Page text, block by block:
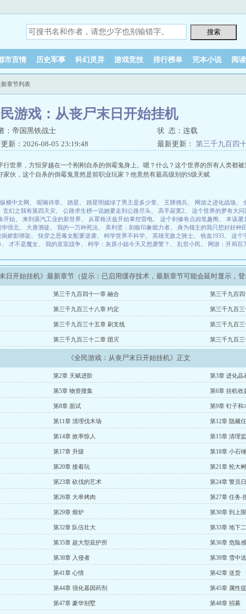
市言情 历史军事 科幻灵异 游戏竞技 排行榜单 完本小说 阅
章节列表
游戏：从丧尸末日开始挂机
：帝国黑铁战士
状 态：连载
新：2026-08-05 23:19:48
最新更新： 第三千九百四
行世界，方恒穿越在一个刚刚自杀的倒霉鬼身上。嗯？什么？这个世界的所有人类都
家伙，这个自杀的倒霉鬼竟然是前职业玩家？他竟然有最高级别的S级天赋
横中文网 、 呢喃诗章、 踏星、 踏星明嫣绿了男主是多少章、 王牌佣兵、 网游之进化战场、
玄幻之我有第四天灾、 公路求生榜一说她要走到公路尽头、 高手寂寞2、 这个世界的梦有大问
开始、 来到蒸汽工业的新世界、 从霍格沃兹开始掌控雷电、 这个剑修有点凶笔趣阁 、 本该屠
华强北、 大唐酒徒、 我的一万种死法、 美利坚：刻板印象能力者、 身为领主的我只想好好种田
娇影绑架、 快穿之恶毒女配要逆袭、 柯学世界不科学、 英雄无敌之骑士、 铁血1933、 这个
、 才不是魔女、 我的皇室战争、 柯学：灰原小姐今天又想袭警？ 、 乱世小民、 网游：开局百
日开始挂机》最新章节（提示：已启用缓存技术，最新章节可能会延时显示，登
第三千九百四十一章 融合 第三千九百
第三千九百三十八章 约定 第三千九百
第三千九百三十五章 刷支线 第三千九百
第三千九百三十二章 团灭 第三千九百
《全民游戏：从丧尸末日开始挂机》正文
第2章 天赋进阶 第3章 进化晶
第5章 物资搜集 第6章 挂机收
第8章 面试 第9章 钉子和
第11章 清理伐木场 第12章 隐藏
第14章 效率惊人 第15章 清理
第17章 升级 第18章 小石锤
第20章 接着玩 第21章 抡大树
第23章 砍伐的艺术 第24章 警员
第26章 大串烤肉 第27章 任务-
第29章 熔炉 第30章 到上
第32章 队伍壮大 第33章 地下
第35章 超大型庇护所 第36章 危险
第38章 入侵者 第39章 雪中
第41章 心情 第42章 送货
第44章 强化基因药剂 第45章 属性
第47章 豪华别墅 第48章 招募